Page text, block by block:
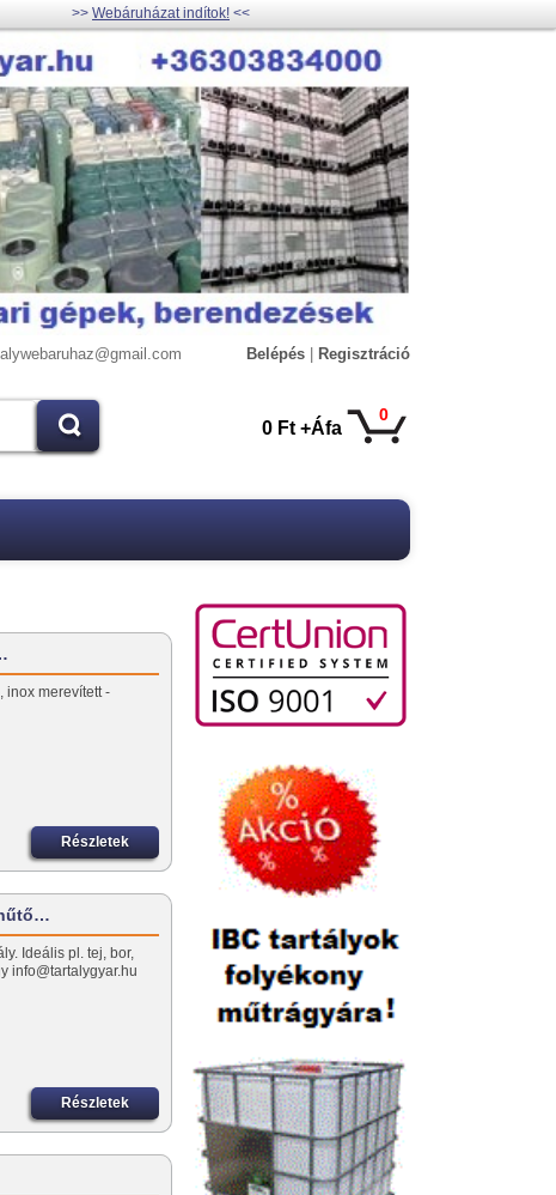
>> Webáruházat indítok! <<
Belépés Regisztráció
0
0 Ft +Áfa
inox merevített -
Részletek
Ideális pl. tej, bor,
info@tartalygyar.hu
Részletek